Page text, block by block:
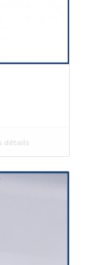
détails